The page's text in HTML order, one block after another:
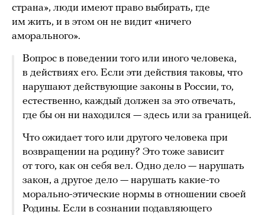
страна», люди имеют право выбирать, где
им жить, и в этом он не видит «ничего
аморального».
Вопрос в поведении того или иного человека,
в действиях его. Если эти действия таковы, что
нарушают действующие законы в России, то,
естественно, каждый должен за это отвечать,
где бы он ни находился — здесь или за границей.
Что ожидает того или другого человека при
возвращении на родину? Это тоже зависит
от того, как он себя вел. Одно дело — нарушать
закон, а другое дело — нарушать какие-то
морально-этические нормы в отношении своей
Родины. Если в сознании подавляющего